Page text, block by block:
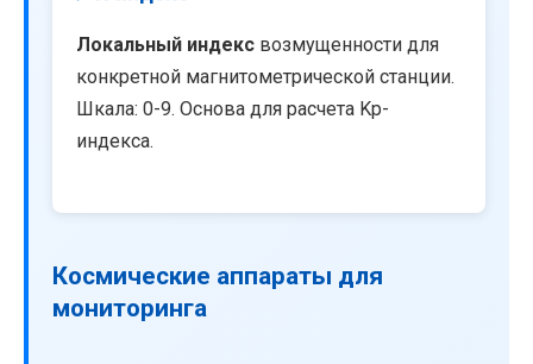
Локальный индекс возмущенности для
конкретной магнитометрической станции.
Шкала: 0-9. Основа для расчета Kp-
индекса.
Космические аппараты для
мониторинга